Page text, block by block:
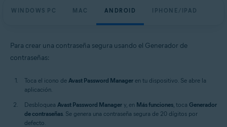
WINDOWS PC MAC ANDROID IPHONE/IPAD
Para crear una contraseña segura usando el Generador de
contraseñas:
Toca el icono de Avast Password Manager en tu dispositivo. Se abre la
aplicación.
Desbloquea Avast Password Manager y, en Más funciones, toca Generador
de contraseñas. Se genera una contraseña segura de 20 dígitos por
defecto.